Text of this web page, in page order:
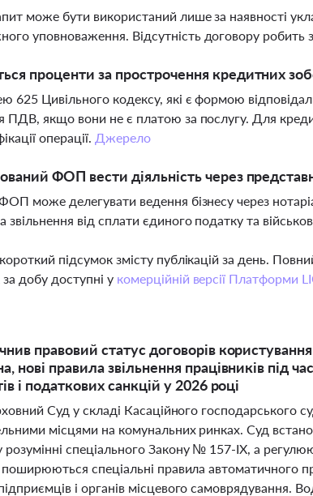
може бути використаний лише за наявності
уповноваження. Відсутність договору робить
проценти за прострочення кредитних
625 Цивільного кодексу, які є формою
ПДВ, якщо вони не є платою за послугу. Для
операції. Джерело
ФОП вести діяльність через
може делегувати ведення бізнесу через
звільнення від сплати єдиного податку та
підсумок змісту публікацій за день.
добу доступні у комерційній версії Платформи
правовий статус договорів
нові правила звільнення працівників під
і податкових санкцій у 2026 році
Суд у складі Касаційного господарського
місцями на комунальних ринках. Суд
спеціального Закону № 157-IX, а
спеціальні правила автоматичного
і органів місцевого самоврядування.